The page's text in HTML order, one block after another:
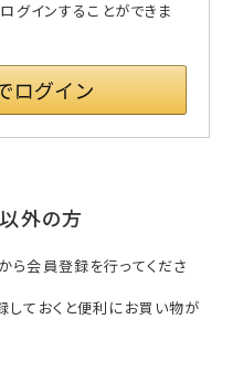
グインすることができま
外の方
ら会員登録を行ってくださ
しておくと便利にお買い物が